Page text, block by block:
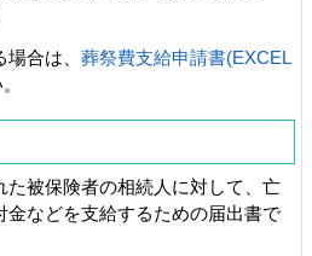
合は、 葬祭費支給申請書(EXCEL
被保険者の相続人に対して、亡
金などを支給するための届出書で